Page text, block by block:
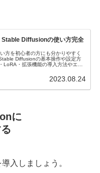
Stable Diffusionの使い方完全
方を初心者の方にも分かりやすく
Diffusionの基本操作や設定方
LoRA・拡張機能の導入方法やエラ
2023.08.24
に
入しましょう。